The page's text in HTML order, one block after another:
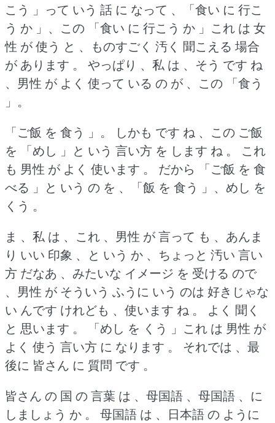
こう 」って いう 話 に なって 、「食い に 行こ
う か 」、この 「食い に 行こう か 」これ は 女
性 が 使う と 、ものすごく 汚く 聞こえる 場合
が あります 。
やっぱり 、私 は 、そう です ね
、男性 が よく 使って いる の が 、この 「食う
」。
「ご飯 を 食う 」。
しかも です ね 、この ご飯
を 「めし 」と いう 言い方 を します ね 。
これ
も 男性 が よく 使います 。
だから 「ご飯 を 食
べる 」と いう の を 、「飯 を 食う 」、めし を
くう 。
ま 、私 は 、これ 、男性 が 言って も 、あんま
り いい 印象 、と いう か 、ちょっと 汚い 言い
方 だなあ 、みたいな イメージ を 受ける ので
、男性 が そういう ふうに いう のは 好きじゃな
い んです けれども 、使います ね 。
よく 聞く
と 思います 。
「めし を くう 」これ は 男性 が
よく 使う 言い方 に なります 。
それでは 、最
後に 皆さん に 質問 です 。
皆さん の 国 の 言葉 は 、母国語 、母国語 、に
しましょう か 。
母国語 は 、日本語 の ように